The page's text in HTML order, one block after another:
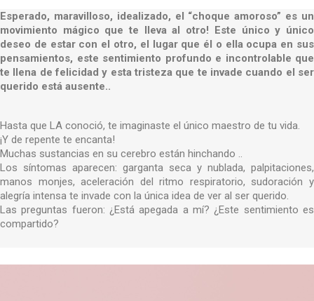
Esperado, maravilloso, idealizado, el “choque amoroso” es un
movimiento mágico que te lleva al otro! Este único y único
deseo de estar con el otro, el lugar que él o ella ocupa en sus
pensamientos, este sentimiento profundo e incontrolable que
te llena de felicidad y esta tristeza que te invade cuando el ser
querido está ausente..
Hasta que LA conoció, te imaginaste el único maestro de tu vida.
¡Y de repente te encanta!
Muchas sustancias en su cerebro están hinchando ..
Los síntomas aparecen: garganta seca y nublada, palpitaciones,
manos monjes, aceleración del ritmo respiratorio, sudoración y
alegría intensa te invade con la única idea de ver al ser querido.
Las preguntas fueron: ¿Está apegada a mí? ¿Este sentimiento es
compartido?